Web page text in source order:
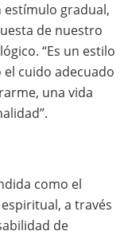
estímulo gradual,
de nuestro
“Es un estilo
cuido adecuado
una vida
como el
a través
de